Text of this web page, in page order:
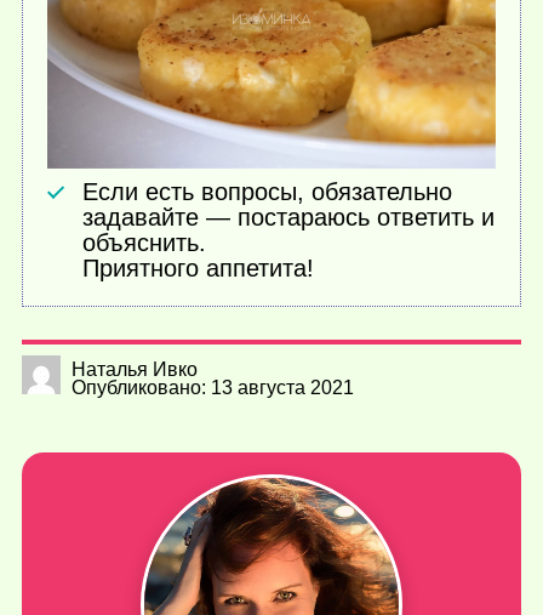
Если есть вопросы, обязательно
задавайте — постараюсь ответить и
объяснить.
Приятного аппетита!
Наталья Ивко
Опубликовано: 13 августа 2021